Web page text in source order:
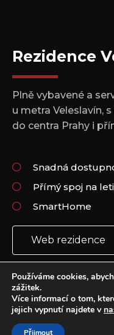
Rezidence
Plně vybavené a
u metra Veleslavín,
do centra Prahy i
Snadná
Přímý spoj na
SmartHome
Web rezidence
Copyright 2021 © All
Vytvořil: Plus Design
Používáme cookies,
zážitek.
Více informací o tom,
jejich vypnutí najdete v
Přijmout